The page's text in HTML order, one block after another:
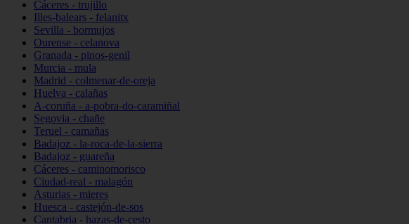
Cáceres - trujillo
Illes-balears - felanitx
Sevilla - bormujos
Ourense - celanova
Granada - pinos-genil
Murcia - mula
Madrid - colmenar-de-oreja
Huelva - calañas
A-coruña - a-pobra-do-caramiñal
Segovia - chañe
Teruel - camañas
Badajoz - la-roca-de-la-sierra
Badajoz - guareña
Cáceres - caminomorisco
Ciudad-real - malagón
Asturias - mieres
Huesca - castejón-de-sos
Cantabria - hazas-de-cesto